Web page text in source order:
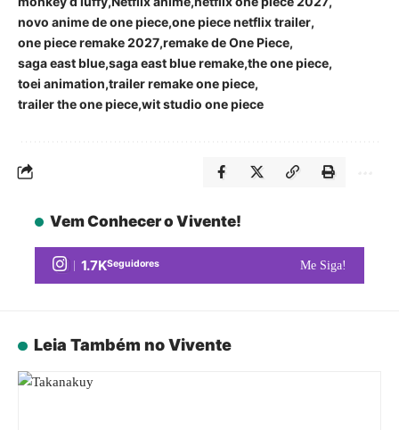
novo anime de one piece one piece netflix trailer
one piece remake 2027 remake de One Piece
saga east blue saga east blue remake the one piece
toei animation trailer remake one piece
trailer the one piece wit studio one piece
Vem Conhecer o Vivente!
1.7KSeguidores Me Siga!
Leia Também no Vivente